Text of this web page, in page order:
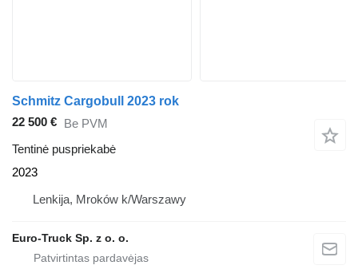
Schmitz Cargobull 2023 rok
22 500 € Be PVM
Tentinė puspriekabė
2023
Lenkija, Mroków k/Warszawy
Euro-Truck Sp. z o. o.